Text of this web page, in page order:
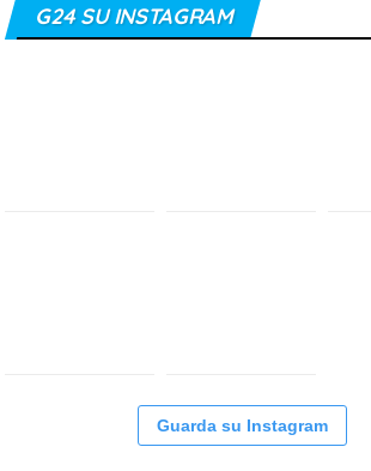
G24 SU INSTAGRAM
Guarda su Instagram